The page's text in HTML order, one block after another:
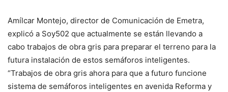
Amílcar Montejo, director de Comunicación de Emetra,
explicó a Soy502 que actualmente se están llevando a
cabo trabajos de obra gris para preparar el terreno para la
futura instalación de estos semáforos inteligentes.
“Trabajos de obra gris ahora para que a futuro funcione
sistema de semáforos inteligentes en avenida Reforma y